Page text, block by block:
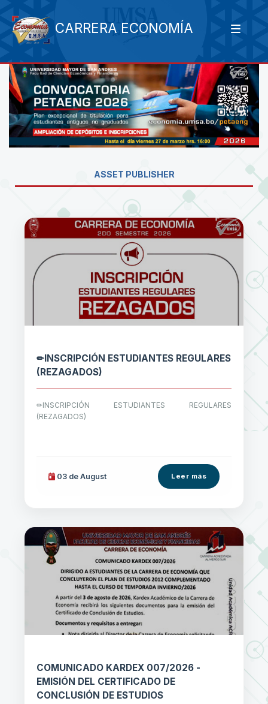
CARRERA ECONOMÍA
ASSET PUBLISHER
✏INSCRIPCIÓN ESTUDIANTES REGULARES
(REZAGADOS)
✏INSCRIPCIÓN ESTUDIANTES REGULARES
(REZAGADOS)
03 de August Leer más
COMUNICADO KARDEX 007/2026 -
EMISIÓN DEL CERTIFICADO DE
CONCLUSIÓN DE ESTUDIOS